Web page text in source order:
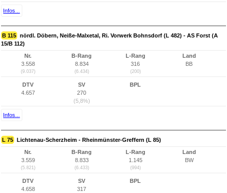
Infos...
B 115 nördl. Döbern, Neiße-Malxetal, Ri. Vorwerk Bohnsdorf (L 482) - AS Forst (A
15/B 112)
Nr.
3.558
(9.037)
B-Rang
8.834
(6.434)
L-Rang
316
(200)
Land
BB
DTV
4.657
SV
270
(5,8%)
BPL
Infos...
L 75 Lichtenau-Scherzheim - Rheinmünster-Greffern (L 85)
Nr.
3.559
(5.821)
B-Rang
8.833
(6.433)
L-Rang
1.145
(994)
Land
BW
DTV
4.658
SV
317
BPL